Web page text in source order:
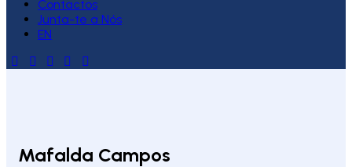
Contactos
Junta-te a Nós
EN
Mafalda Campos